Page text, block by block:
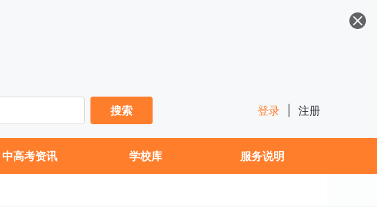
搜索
登录 注册
中高考资讯 学校库 服务说明